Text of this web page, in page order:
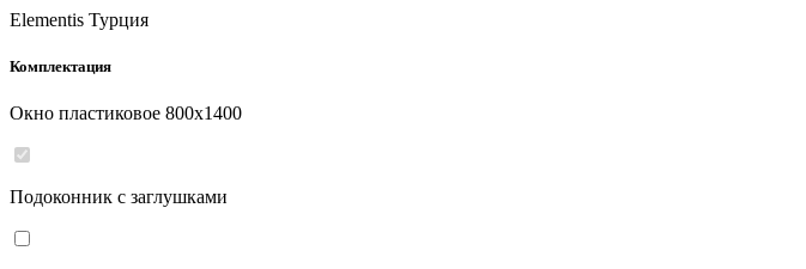
Elementis Турция
Комплектация
Окно пластиковое 800x1400
Подоконник с заглушками